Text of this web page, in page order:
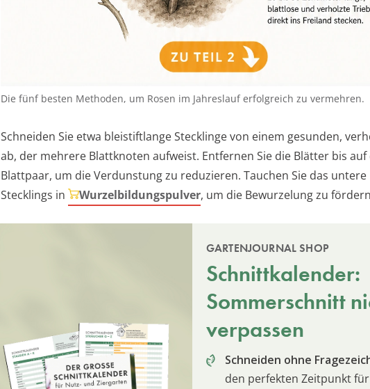
Die fünf besten Methoden, um Rosen im Jahreslauf erfolgreich zu vermehren.
Schneiden Sie etwa bleistiftlange Stecklinge von einem gesunden,
ab, der mehrere Blattknoten aufweist. Entfernen Sie die Blätter bis
Blattpaar, um die Verdunstung zu reduzieren. Tauchen Sie das untere
Stecklings in
Wurzelbildungspulver, um die Bewurzelung zu
GARTENJOURNAL SHOP
Schnittkalender:
Sommerschnitt
verpassen
Schneiden ohne
den perfekten Zeitpunkt